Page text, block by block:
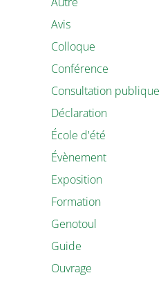
Avis
Colloque
Conférence
Consultation publique
Déclaration
École d'été
Évènement
Exposition
Formation
Genotoul
Guide
Ouvrage